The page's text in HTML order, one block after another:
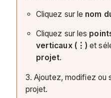
Cliquez sur le nom
Cliquez sur les
verticaux (⋮) et
projet.
3. Ajoutez, modifiez ou
projet.